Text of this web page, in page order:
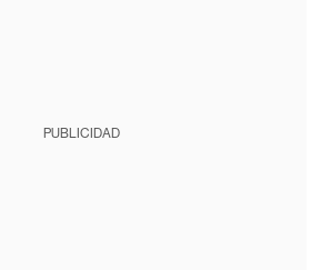
PUBLICIDAD